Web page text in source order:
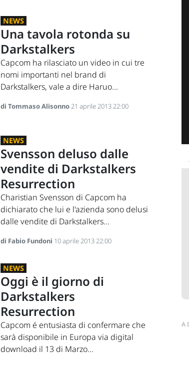
NEWS
Una tavola rotonda su
Darkstalkers
Capcom ha rilasciato un video in cui tre
nomi importanti nel brand di
Darkstalkers, vale a dire Haruo...
di Tommaso Alisonno21 aprile 2013 22:00
NEWS
Svensson deluso dalle
vendite di Darkstalkers
Resurrection
Charistian Svensson di Capcom ha
dichiarato che lui e l'azienda sono delusi
dalle vendite di Darkstalkers...
di Fabio Fundoni 10 aprile 2013 22:00
NEWS
Oggi è il giorno di
Darkstalkers
Resurrection
Capcom é entusiasta di confermare che
sarà disponibile in Europa via digital
download il 13 di Marzo...